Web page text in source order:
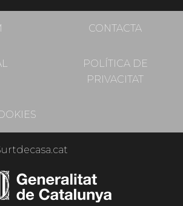
CONTACTA
POLÍTICA DE
PRIVACITAT